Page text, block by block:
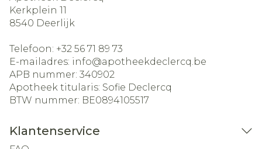
Kerkplein 11
8540 Deerlijk
Telefoon: +32 56 71 89 73
E-mailadres: info@apotheekdeclercq.be
APB nummer: 340902
Apotheek titularis: Sofie Declercq
BTW nummer: BE0894105517
Klantenservice